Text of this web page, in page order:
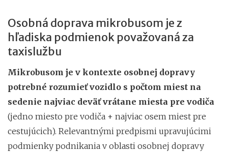
Osobná doprava mikrobusom je z
hľadiska podmienok považovaná za
taxislužbu
Mikrobusom je v kontexte osobnej dopravy
potrebné rozumieť vozidlo s počtom miest na
sedenie najviac deväť vrátane miesta pre vodiča
(jedno miesto pre vodiča + najviac osem miest pre
cestujúcich). Relevantnými predpismi upravujúcimi
podmienky podnikania v oblasti osobnej dopravy